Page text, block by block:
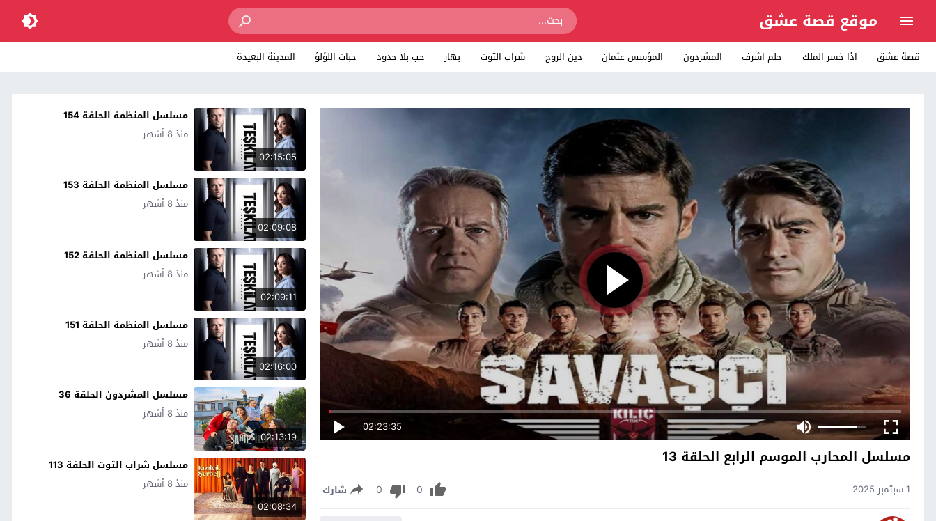
موقع قصة عشق
قصة عشق اذا خسر الملك حلم اشرف المشردون المؤسس عثمان دين الروح شراب التوت بهار حب بلا حدود حبات اللؤلؤ المدينة البعيدة
02:23:35
مسلسل المحارب الموسم الرابع الحلقة 13
1 سبتمبر 2025 0
0 شارك
02:15:05
مسلسل المنظمة الحلقة 154
منذ 8 أشهر
02:09:08
مسلسل المنظمة الحلقة 153
منذ 8 أشهر
02:09:11
مسلسل المنظمة الحلقة 152
منذ 8 أشهر
02:16:00
مسلسل المنظمة الحلقة 151
منذ 8 أشهر
02:13:19
مسلسل المشردون الحلقة 36
منذ 8 أشهر
02:08:34
مسلسل شراب التوت الحلقة 113
منذ 8 أشهر